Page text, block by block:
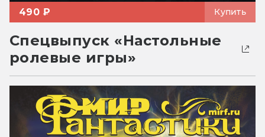
490 ₽ Купить
Спецвыпуск «Настольные
ролевые игры»